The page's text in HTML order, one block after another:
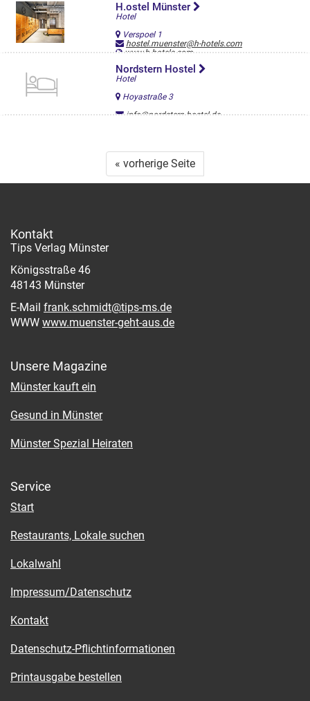
H.ostel Münster
Hotel
Verspoel 1
hostel.muenster@h-hotels.com
www.h-hotels.com
Nordstern Hostel
Hotel
Hoyastraße 3
info@nordstern-hostel.de
« vorherige Seite
Kontakt
Tips Verlag Münster
Königsstraße 46
48143 Münster
E-Mail frank.schmidt@tips-ms.de
WWW www.muenster-geht-aus.de
Unsere Magazine
Münster kauft ein
Gesund in Münster
Münster Spezial Heiraten
Service
Start
Restaurants, Lokale suchen
Lokalwahl
Impressum/Datenschutz
Kontakt
Datenschutz-Pflichtinformationen
Printausgabe bestellen